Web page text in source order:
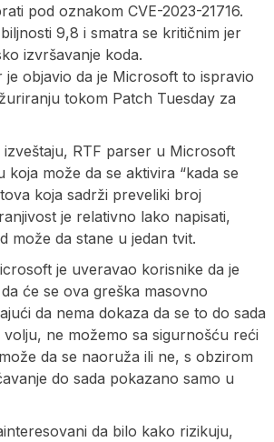
pod oznakom CVE-2023-21716.
9,8 i smatra se kritičnim jer
izvršavanje koda.
je objavio da je Microsoft to ispravio
tokom Patch Tuesday za
RTF parser u Microsoft
koja može da se aktivira “kada se
koja sadrži preveliki broj
je relativno lako napisati,
može da stane u jedan tvit.
je uveravao korisnike da je
će se ova greška masovno
da nema dokaza da se to do sada
volju, ne možemo sa sigurnošću reći
da se naoruža ili ne, s obzirom
do sada pokazano samo u
da bilo kako rizikuju,